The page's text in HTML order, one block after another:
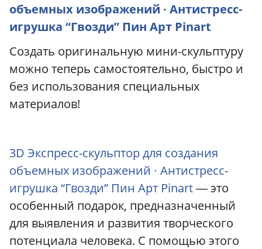
объемных изображений ∙ Антистресс-
игрушка “Гвозди” Пин Арт Pinart
Создать оригинальную мини-скульптуру
можно теперь самостоятельно, быстро и
без использования специальных
материалов!
3D Экспресс-скульптор для создания
объемных изображений ∙ Антистресс-
игрушка “Гвозди” Пин Арт Pinart― это
особенный подарок, предназначенный
для выявления и развития творческого
потенциала человека. С помощью этого